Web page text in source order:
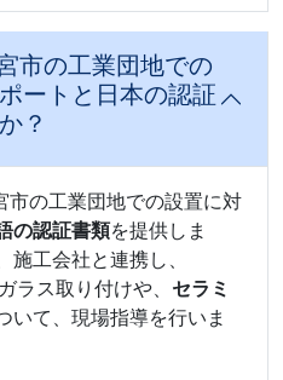
市の工業団地での
ートと日本の認証
？
市の工業団地での設置に対
の認証書類を提供しま
工会社と連携し、
ラス取り付けや、 セラミ
いて、現場指導を行いま